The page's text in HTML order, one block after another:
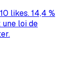
likes. 14,4 %
loi de